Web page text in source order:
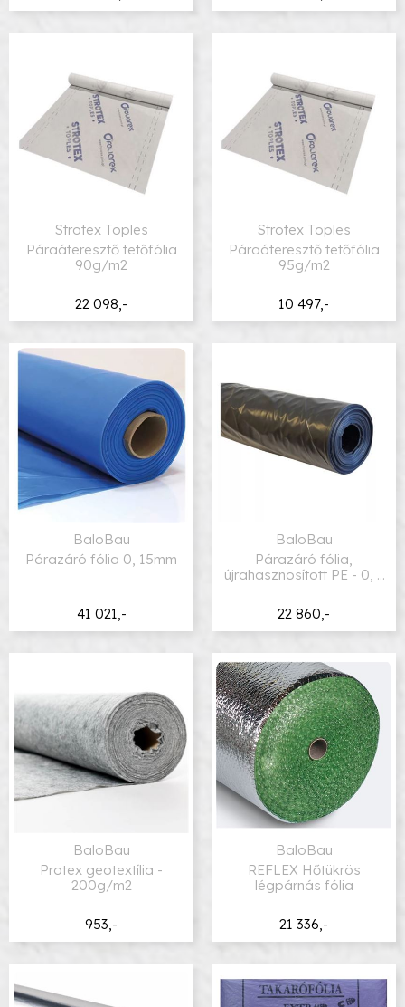
22 098,-
Strotex Toples
Páraáteresztő tetőfólia
90g/m2
10 497,-
Strotex Toples
Páraáteresztő tetőfólia
95g/m2
41 021,-
BaloBau
Párazáró fólia 0, 15mm
22 860,-
BaloBau
Párazáró fólia,
újrahasznosított PE - 0, 2
953,-
BaloBau
Protex geotextília -
200g/m2
21 336,-
BaloBau
REFLEX Hőtükrös
légpárnás fólia